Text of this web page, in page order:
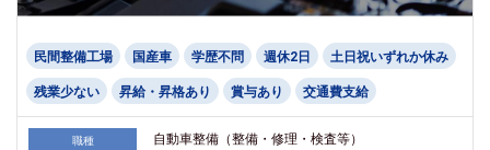
民間整備工場 国産車 学歴不問 週休2日 土日祝いずれか休み
残業少ない 昇給・昇格あり 賞与あり 交通費支給
職種 自動車整備（整備・修理・検査等）